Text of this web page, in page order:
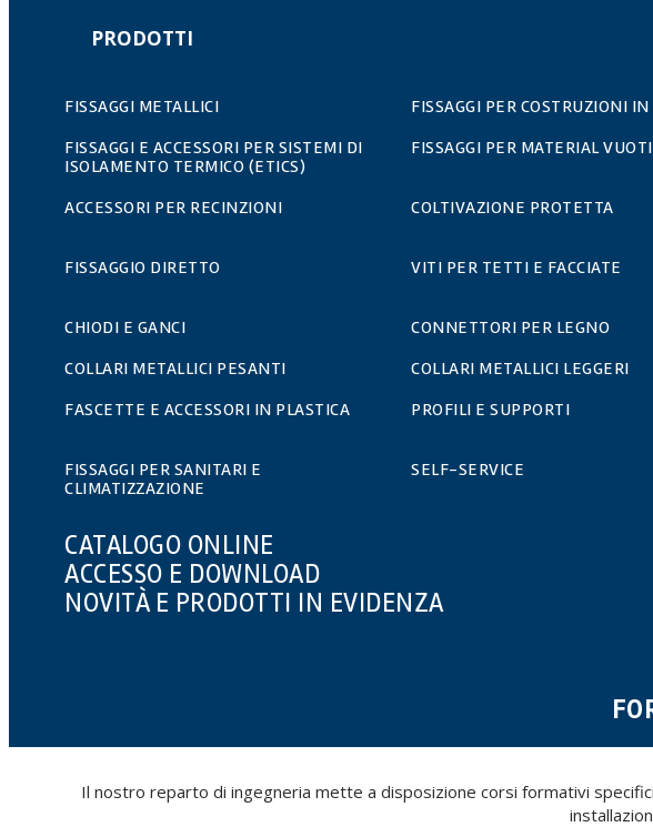
PRODOTTI
FISSAGGI METALLICI FISSAGGI PER COSTRUZIONI IN
FISSAGGI E ACCESSORI PER SISTEMI DI
ISOLAMENTO TERMICO (ETICS)
FISSAGGI PER MATERIAL VUOTI
ACCESSORI PER RECINZIONI COLTIVAZIONE PROTETTA
FISSAGGIO DIRETTO
VITI PER TETTI E FACCIATE
CHIODI E GANCI CONNETTORI PER LEGNO
COLLARI METALLICI PESANTI
COLLARI METALLICI LEGGERI
FASCETTE E ACCESSORI IN PLASTICA
PROFILI E SUPPORTI
FISSAGGI PER SANITARI E
CLIMATIZZAZIONE
SELF-SERVICE
CATALOGO ONLINE
ACCESSO E DOWNLOAD
NOVITÀ E PRODOTTI IN EVIDENZA
Il nostro reparto di ingegneria mette a disposizione corsi formativi